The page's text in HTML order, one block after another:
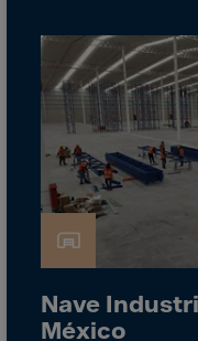
Equatorial Gui.
Eritrea
Estonia
Ethiopia
Falkland Islnds
Faroe Islands
Fiji
France
Nave
México